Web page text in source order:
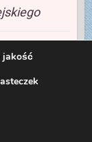
na Nowym
moją
po mieście
z których
starsi żule,
i
jakość